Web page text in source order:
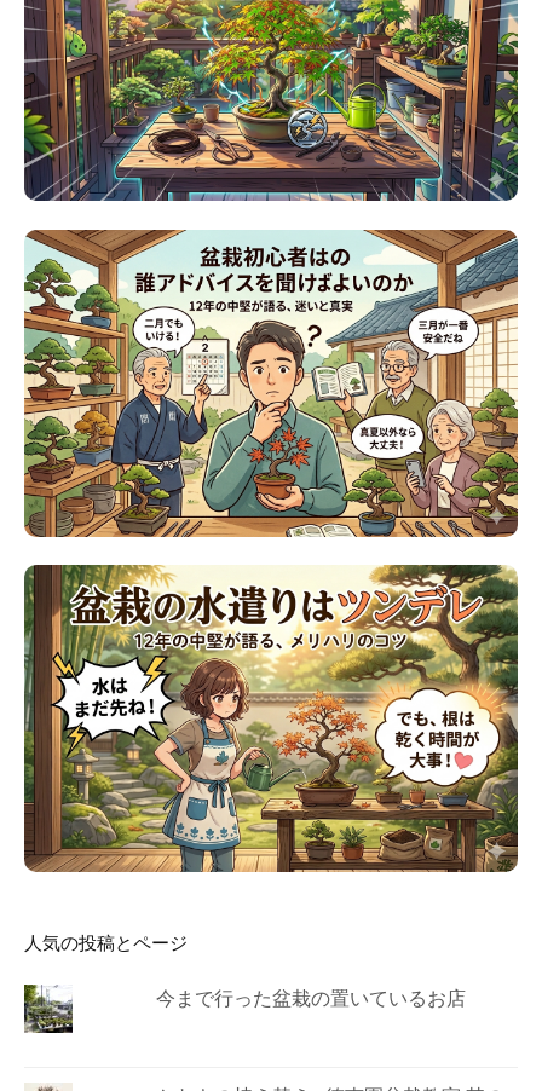
人気の投稿とページ
今まで行った盆栽の置いているお店